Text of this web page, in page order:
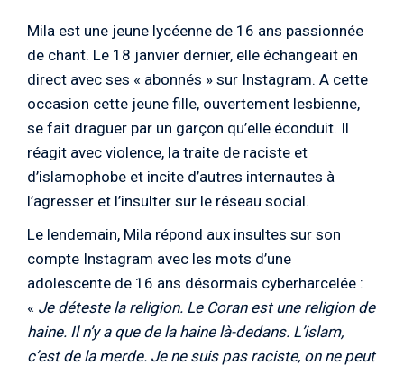
Mila est une jeune lycéenne de 16 ans passionnée
de chant. Le 18 janvier dernier, elle échangeait en
direct avec ses « abonnés » sur Instagram. A cette
occasion cette jeune fille, ouvertement lesbienne,
se fait draguer par un garçon qu’elle éconduit. Il
réagit avec violence, la traite de raciste et
d’islamophobe et incite d’autres internautes à
l’agresser et l’insulter sur le réseau social.
Le lendemain, Mila répond aux insultes sur son
compte Instagram avec les mots d’une
adolescente de 16 ans désormais cyberharcelée :
« Je déteste la religion. Le Coran est une religion de
haine. Il n’y a que de la haine là-dedans. L’islam,
c’est de la merde. Je ne suis pas raciste, on ne peut